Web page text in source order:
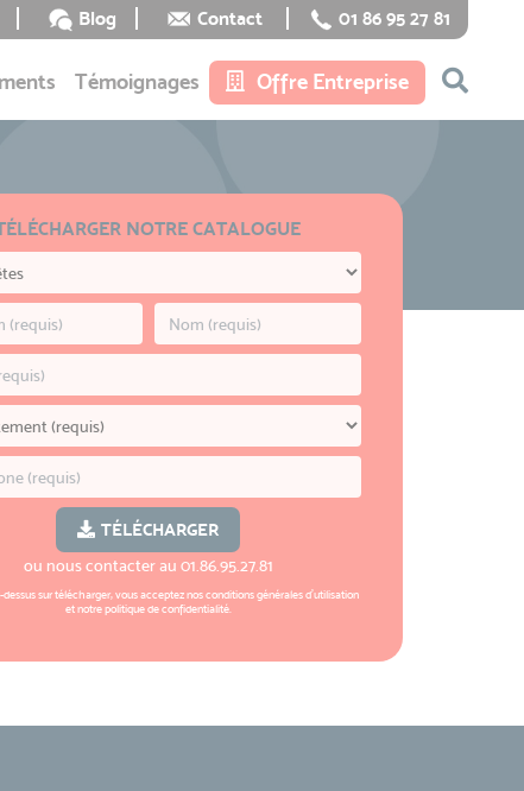
Blog Contact 01 86 95 27 81
Témoignages Offre Entreprise
NOTRE CATALOGUE
TÉLÉCHARGER
ou nous contacter au 01.86.95.27.81
dessus sur télécharger, vous acceptez nosconditions générales d'utilisation
et notrepolitique de confidentialité.